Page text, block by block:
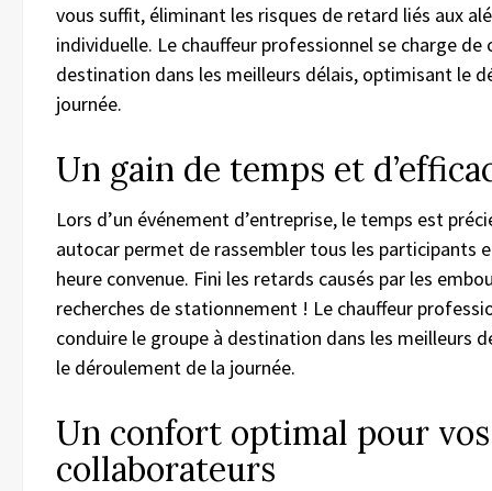
vous suffit, éliminant les risques de retard liés aux
individuelle. Le chauffeur professionnel se charge de
destination dans les meilleurs délais, optimisant le
journée.
Un gain de temps et
Lors d’un événement d’entreprise, le temps est
autocar permet de rassembler tous les participants
heure convenue. Fini les retards causés par les
recherches de stationnement ! Le chauffeur
conduire le groupe à destination dans les meilleurs
le déroulement de la journée.
Un confort optimal pour vos
collaborateurs